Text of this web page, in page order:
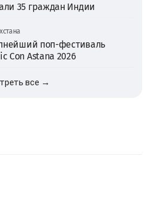
35 граждан Индии
поп-фестиваль
Con Astana 2026
все →